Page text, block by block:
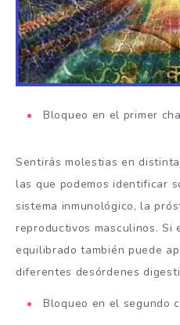
Bloqueo en el primer
Sentirás molestias en
las que podemos identificar
sistema inmunológico, la
reproductivos masculinos. Si
equilibrado también puede
diferentes desórdenes
Bloqueo en el segundo